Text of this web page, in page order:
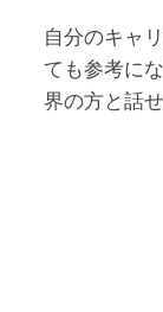
自分のキャ
ても参考に
界の方と話